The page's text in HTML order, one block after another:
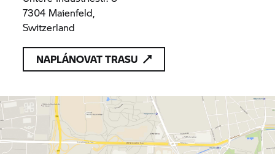
7304 Maienfeld,
Switzerland
NAPLÁNOVAT TRASU